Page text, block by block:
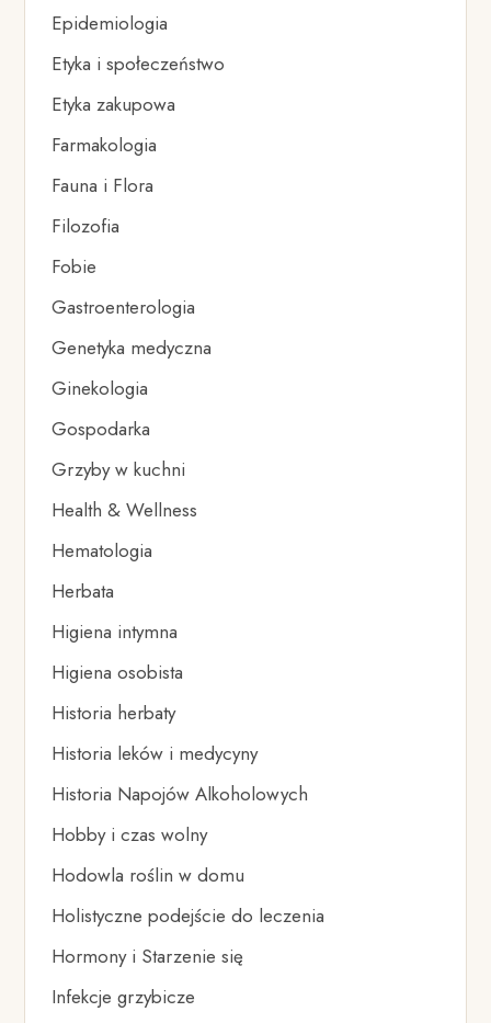
Epidemiologia
Etyka i społeczeństwo
Etyka zakupowa
Farmakologia
Fauna i Flora
Filozofia
Fobie
Gastroenterologia
Genetyka medyczna
Ginekologia
Gospodarka
Grzyby w kuchni
Health & Wellness
Hematologia
Herbata
Higiena intymna
Higiena osobista
Historia herbaty
Historia leków i medycyny
Historia Napojów Alkoholowych
Hobby i czas wolny
Hodowla roślin w domu
Holistyczne podejście do leczenia
Hormony i Starzenie się
Infekcje grzybicze